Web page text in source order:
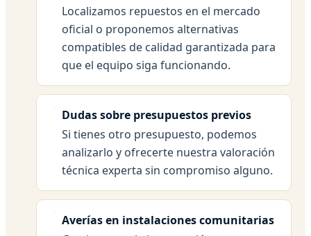
Localizamos repuestos en el mercado
oficial o proponemos alternativas
compatibles de calidad garantizada para
que el equipo siga funcionando.
Dudas sobre presupuestos previos
Si tienes otro presupuesto, podemos
analizarlo y ofrecerte nuestra valoración
técnica experta sin compromiso alguno.
Averías en instalaciones comunitarias